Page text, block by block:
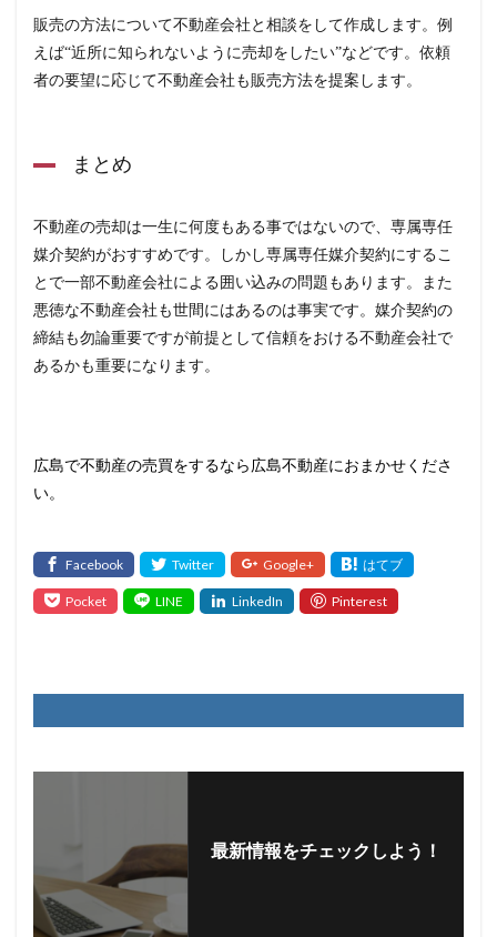
販売の方法について不動産会社と相談をして作成します。例
えば“近所に知られないように売却をしたい”などです。依頼
者の要望に応じて不動産会社も販売方法を提案します。
まとめ
不動産の売却は一生に何度もある事ではないので、専属専任
媒介契約がおすすめです。しかし専属専任媒介契約にするこ
とで一部不動産会社による囲い込みの問題もあります。また
悪徳な不動産会社も世間にはあるのは事実です。媒介契約の
締結も勿論重要ですが前提として信頼をおける不動産会社で
あるかも重要になります。
広島で不動産の売買をするなら広島不動産におまかせくださ
い。
最新情報をチェックしよう！